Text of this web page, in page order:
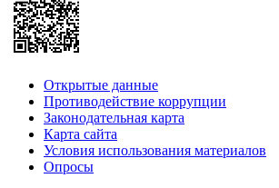
Открытые данные
Противодействие коррупции
Законодательная карта
Карта сайта
Условия использования материалов
Опросы